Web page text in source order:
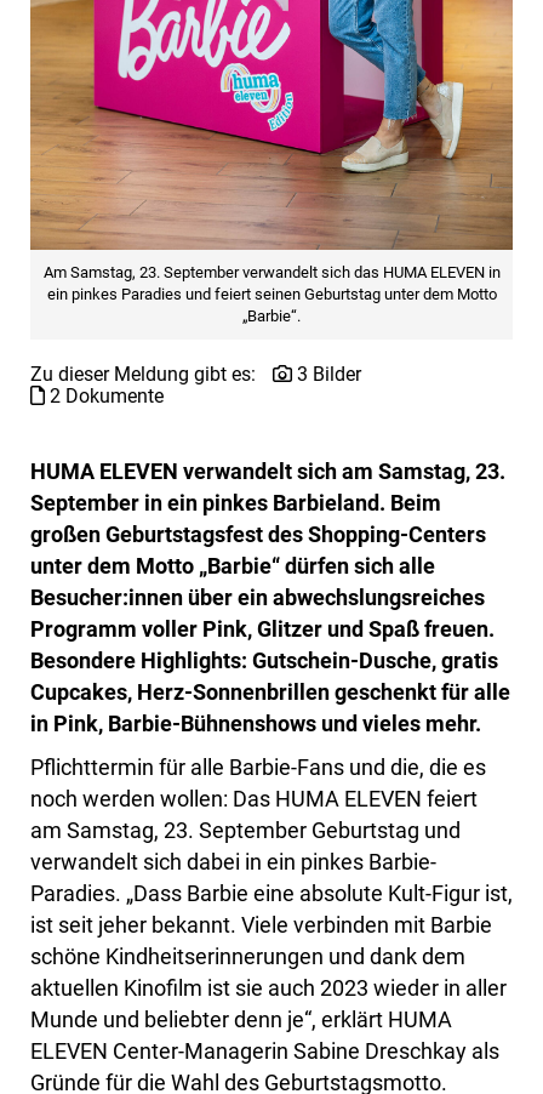
Am Samstag, 23. September verwandelt sich das HUMA ELEVEN in
ein pinkes Paradies und feiert seinen Geburtstag unter dem Motto
„Barbie“.
Zu dieser Meldung gibt es:
3 Bilder
2 Dokumente
HUMA ELEVEN verwandelt sich am Samstag, 23.
September in ein pinkes Barbieland. Beim
großen Geburtstagsfest des Shopping-Centers
unter dem Motto „Barbie“ dürfen sich alle
Besucher:innen über ein abwechslungsreiches
Programm voller Pink, Glitzer und Spaß freuen.
Besondere Highlights: Gutschein-Dusche, gratis
Cupcakes, Herz-Sonnenbrillen geschenkt für alle
in Pink, Barbie-Bühnenshows und vieles mehr.
Pflichttermin für alle Barbie-Fans und die, die es
noch werden wollen: Das HUMA ELEVEN feiert
am Samstag, 23. September Geburtstag und
verwandelt sich dabei in ein pinkes Barbie-
Paradies. „Dass Barbie eine absolute Kult-Figur ist,
ist seit jeher bekannt. Viele verbinden mit Barbie
schöne Kindheitserinnerungen und dank dem
aktuellen Kinofilm ist sie auch 2023 wieder in aller
Munde und beliebter denn je“, erklärt HUMA
ELEVEN Center-Managerin Sabine Dreschkay als
Gründe für die Wahl des Geburtstagsmotto.